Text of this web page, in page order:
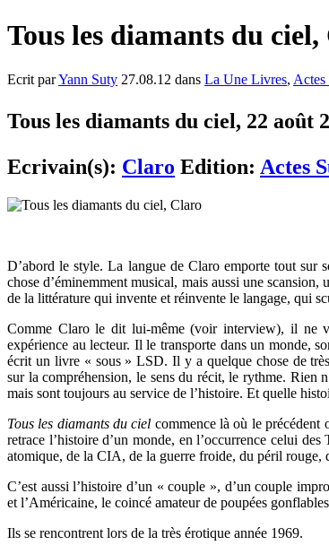
Tous les diamants du
Ecrit parYann Suty 27.08.12 dans La Une Livres, Actes
Tous les diamants du ciel, 22 août
Ecrivain(s): Claro Edition: Actes
D’abord le style. La langue de Claro emporte tout sur
chose d’éminemment musical, mais aussi une
de la littérature qui invente et réinvente le langage, qui
Comme Claro le dit lui-même (voir interview), il ne
expérience au lecteur. Il le transporte dans un monde,
écrit un livre « sous » LSD. Il y a quelque chose de
sur la compréhension, le sens du récit, le rythme. Rien
mais sont toujours au service de l’histoire. Et quelle
Tous les diamants du ciel commence là où le précédent
retrace l’histoire d’un monde, en l’occurrence celui
atomique, de la CIA, de la guerre froide, du péril
C’est aussi l’histoire d’un « couple », d’un couple
et l’Américaine, le coincé amateur de poupées
Ils se rencontrent lors de la très érotique année 1969.